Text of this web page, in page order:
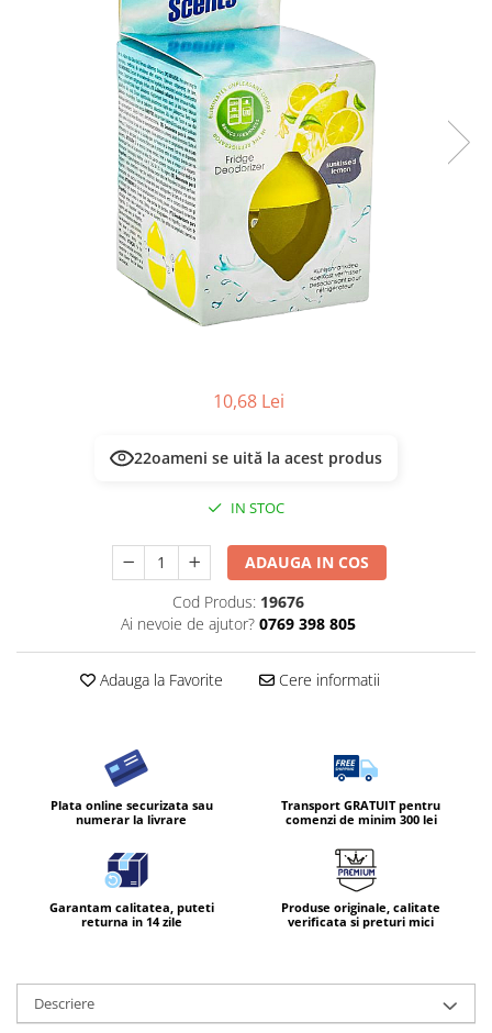
Masca & Gel de par
Vopsea de par
Servetele Umede & Uscate
10,68 Lei
22oameni se uită la acest produs
IN STOC
ADAUGA IN COS
Cod Produs: 19676
Ai nevoie de ajutor? 0769 398 805
Adauga la Favorite Cere informatii
Plata online securizata sau
numerar la livrare
Transport GRATUIT pentru
comenzi de minim 300 lei
Garantam calitatea, puteti
returna in 14 zile
Produse originale, calitate
verificata si preturi mici
Descriere